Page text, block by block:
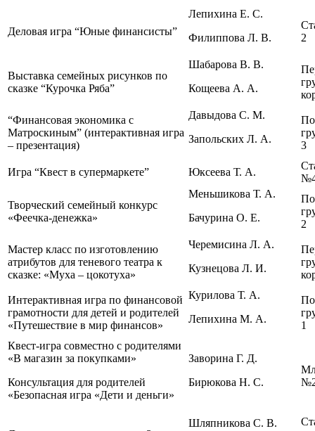
Деловая игра “Юные финансисты”
Лепихина Е. С.
Филиппова Л. В.
2
Выставка семейных рисунков по
сказке “Курочка Ряба”
Шабарова В. В.
Кощеева А. А.
“Финансовая экономика с
Матроскиным” (интерактивная игра
– презентация)
Давыдова С. М.
Запольских Л. А.
3
Игра “Квест в супермаркете” Юксеева Т. А.
Творческий семейный конкурс
«Феечка-денежка»
Меньшикова Т. А.
Бачурина О. Е.
2
Мастер класс по изготовлению
атрибутов для теневого театра к
сказке: «Муха – цокотуха»
Черемисина Л. А.
Кузнецова Л. И.
Интерактивная игра по финансовой
грамотности для детей и родителей
«Путешествие в мир финансов»
Курилова Т. А.
Лепихина М. А.
1
Квест-игра совместно с родителями
«В магазин за покупками»
Консультация для родителей
«Безопасная игра «Дети и деньги»
Заворина Г. Д.
Бирюкова Н. С.
Шляпникова С. В.